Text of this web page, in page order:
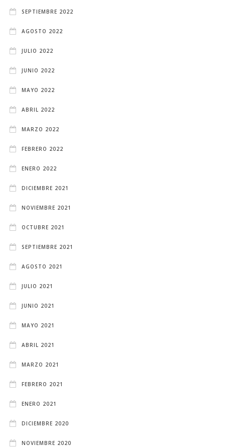
SEPTIEMBRE 2022
AGOSTO 2022
JULIO 2022
JUNIO 2022
MAYO 2022
ABRIL 2022
MARZO 2022
FEBRERO 2022
ENERO 2022
DICIEMBRE 2021
NOVIEMBRE 2021
OCTUBRE 2021
SEPTIEMBRE 2021
AGOSTO 2021
JULIO 2021
JUNIO 2021
MAYO 2021
ABRIL 2021
MARZO 2021
FEBRERO 2021
ENERO 2021
DICIEMBRE 2020
NOVIEMBRE 2020